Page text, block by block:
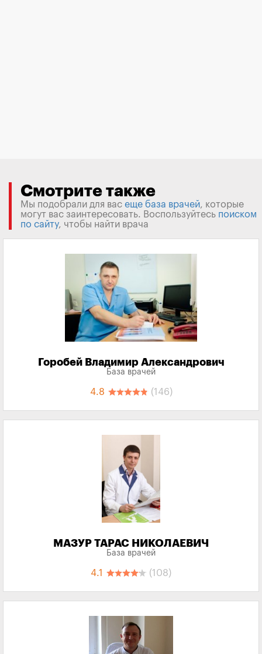
Смотрите также
Мы подобрали для вас еще база врачей, которые
могут вас заинтересовать. Воспользуйтесь поиском
по сайту, чтобы найти врача
Горобей Владимир Александрович
База врачей
4.8 (146)
МАЗУР ТАРАС НИКОЛАЕВИЧ
База врачей
4.1 (108)